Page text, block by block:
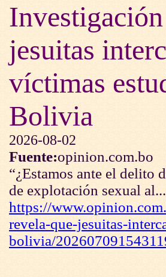
jesuitas
víctimas
Bolivia
2026-08-02
Fuente:opinion.com.bo
“¿Estamos ante el delito
de explotación sexual al...
https://
revela-que-jesuitas-
bolivia/